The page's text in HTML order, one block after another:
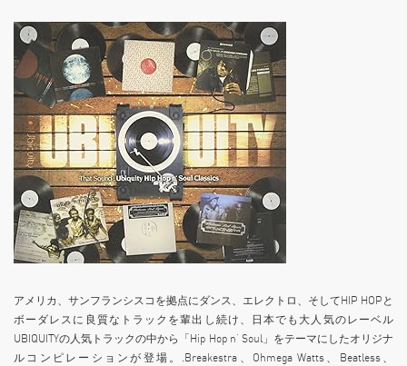
アメリカ、サンフランシスコを拠点にダンス、エレクトロ、そしてHIP HOPと
ボーダレスに良質なトラックを輩出し続け、日本でも大人気のレーベル
UBIQUITYの人気トラックの中から「Hip Hop n’ Soul」をテーマにしたオリジナ
ルコンピレーションが登場。.Breakestra、Ohmega Watts、Beatless、